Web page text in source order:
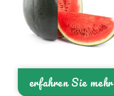
erfahren Sie mehr